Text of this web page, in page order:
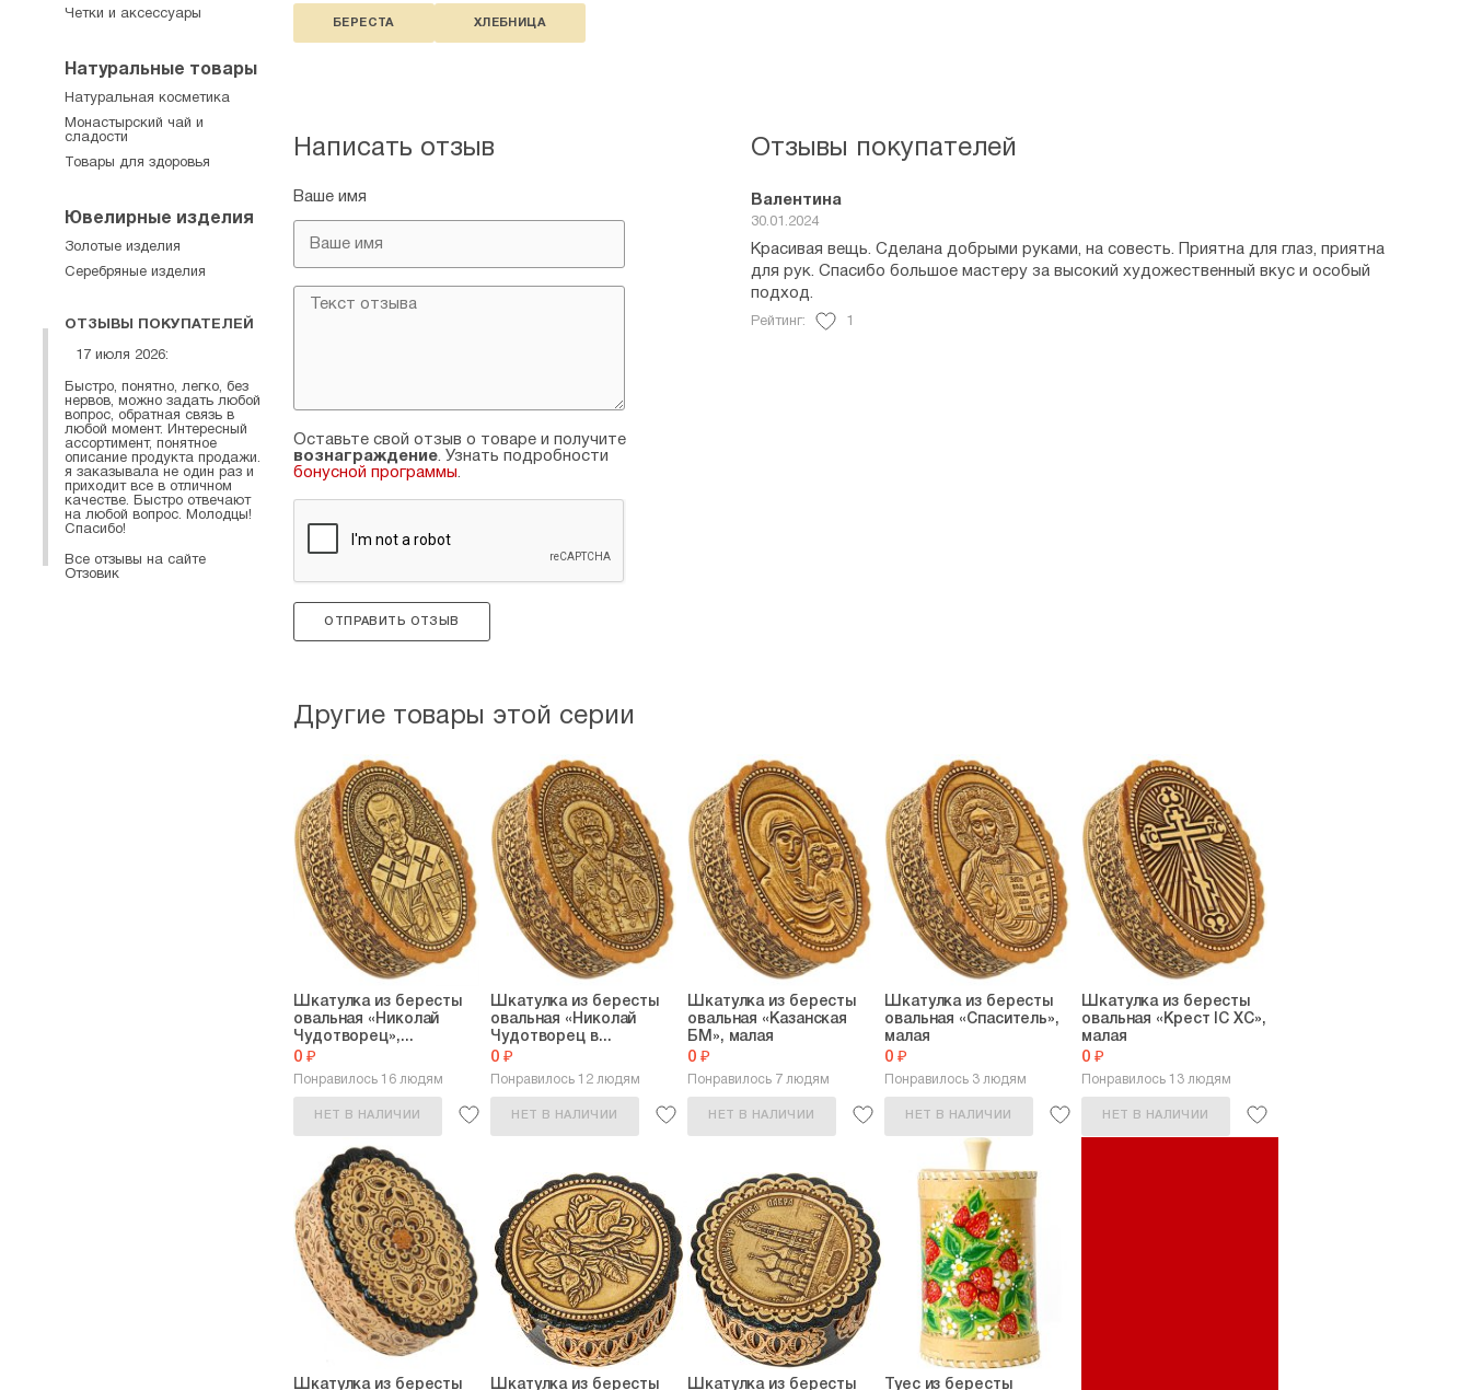
БЕРЕСТА ХЛЕБНИЦА
Написать отзыв
Ваше имя
Оставьте свой отзыв о товаре и получите
вознаграждение. Узнать подробности
бонусной программы.
ОТПРАВИТЬ ОТЗЫВ
Отзывы покупателей
Валентина
30.01.2024
Красивая вещь. Сделана добрыми руками, на совесть. Приятна для глаз, приятна
для рук. Спасибо большое мастеру за высокий художественный вкус и особый
подход.
Рейтинг: 1
Другие товары этой серии
Шкатулка из бересты
овальная «Николай
Чудотворец»,...
0 ₽
Понравилось 16 людям
НЕТ В НАЛИЧИИ
Шкатулка из бересты
овальная «Николай
Чудотворец в...
0 ₽
Понравилось 12 людям
НЕТ В НАЛИЧИИ
Шкатулка из бересты
овальная «Казанская
БМ», малая
0 ₽
Понравилось 7 людям
НЕТ В НАЛИЧИИ
Шкатулка из бересты
овальная «Спаситель»,
малая
0 ₽
Понравилось 3 людям
НЕТ В НАЛИЧИИ
Шкатулка из бересты
овальная «Крест IC XC»,
малая
0 ₽
Понравилось 13 людям
НЕТ В НАЛИЧИИ
Шкатулка из бересты
Шкатулка из бересты
Шкатулка из бересты
Туес из бересты
Четки и аксессуары
Натуральные товары
Натуральная косметика
Монастырский чай и
сладости
Товары для здоровья
Ювелирные изделия
Золотые изделия
Серебряные изделия
ОТЗЫВЫ ПОКУПАТЕЛЕЙ
17 июля 2026:
Быстро, понятно, легко, без
нервов, можно задать любой
вопрос, обратная связь в
любой момент. Интересный
ассортимент, понятное
описание продукта продажи.
я заказывала не один раз и
приходит все в отличном
качестве. Быстро отвечают
на любой вопрос. Молодцы!
Спасибо!
Все отзывы на сайте
Отзовик